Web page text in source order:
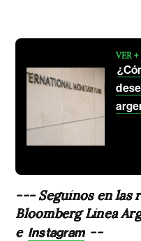
VER +
--- Seguínos en las
Bloomberg Línea
e Instagram --